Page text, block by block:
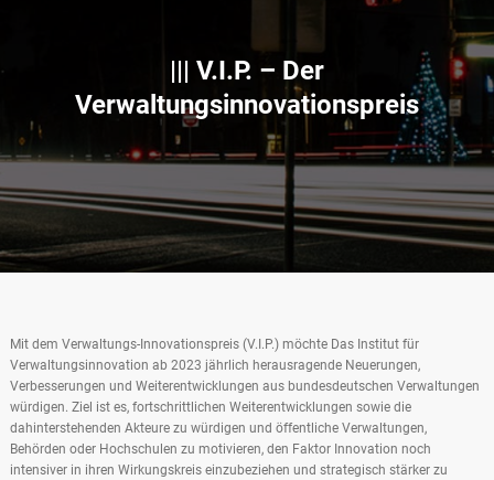
||| V.I.P. – Der
Verwaltungsinnovationspreis
Mit dem Verwaltungs-Innovationspreis (V.I.P.) möchte Das Institut für
Verwaltungsinnovation ab 2023 jährlich herausragende Neuerungen,
Verbesserungen und Weiterentwicklungen aus bundesdeutschen Verwaltungen
würdigen. Ziel ist es, fortschrittlichen Weiterentwicklungen sowie die
dahinterstehenden Akteure zu würdigen und öffentliche Verwaltungen,
Behörden oder Hochschulen zu motivieren, den Faktor Innovation noch
intensiver in ihren Wirkungskreis einzubeziehen und strategisch stärker zu